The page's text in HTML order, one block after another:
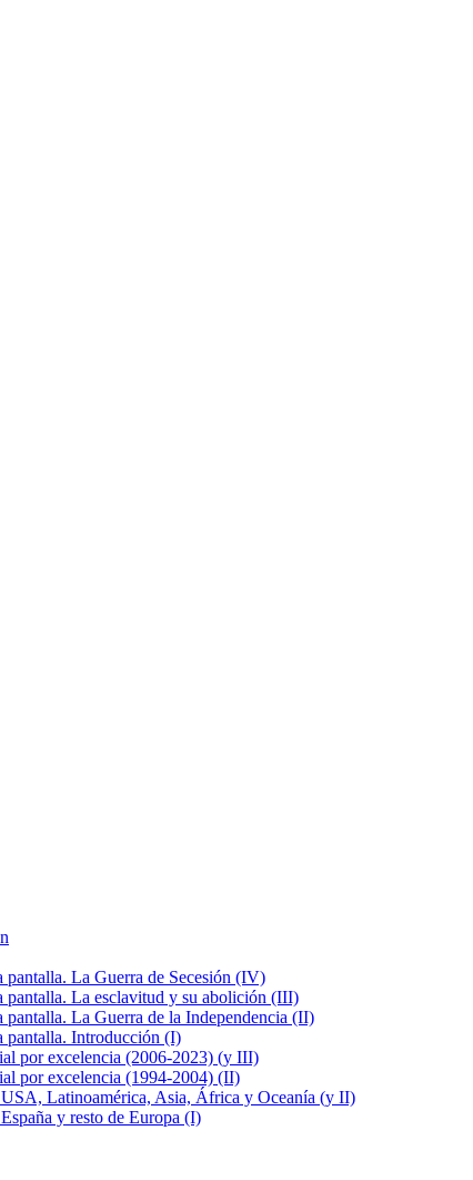
La Guerra de Secesión (IV)
pantalla. La esclavitud y su abolición (III)
La Guerra de la Independencia (II)
pantalla. Introducción (I)
por excelencia (2006-2023) (y III)
por excelencia (1994-2004) (II)
Latinoamérica, Asia, África y Oceanía (y II)
y resto de Europa (I)